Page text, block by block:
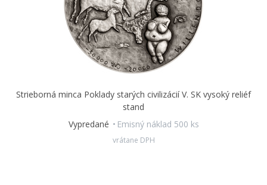
Strieborná minca Poklady starých civilizácií V. SK vysoký reliéf
stand
Vypredané
Emisný náklad 500 ks
vrátane DPH